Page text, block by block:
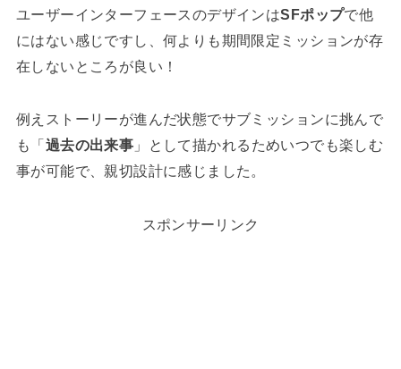
ユーザーインターフェースのデザインはSFポップで他
にはない感じですし、何よりも期間限定ミッションが存
在しないところが良い！
例えストーリーが進んだ状態でサブミッションに挑んで
も「過去の出来事 」として描かれるためいつでも楽しむ
事が可能で、親切設計に感じました。
スポンサーリンク